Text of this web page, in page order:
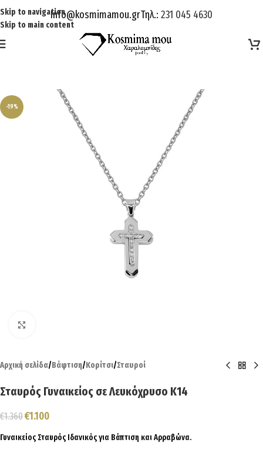
Skip to navigation
Skip to main content
Info@kosmimamou.grΤηλ.: 231 045 4630
-19%
Αρχική σελίδα/Βάφτιση/Κορίτσι/Σταυροί
Σταυρός Γυναικείος σε Λευκόχρυσο Κ14
€1.360€1.100
Γυναικείος Σταυρός Ιδανικός για Βάπτιση και Αρραβώνα.